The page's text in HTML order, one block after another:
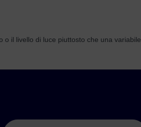
il livello di luce piuttosto che una